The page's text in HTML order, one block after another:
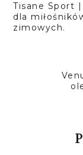
Tisane Sport
dla
zimowych.